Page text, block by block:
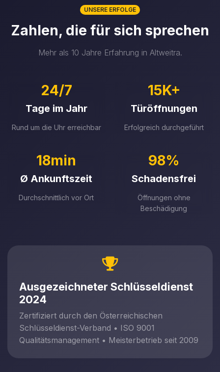
UNSERE ERFOLGE
Zahlen, die für sich sprechen
Mehr als 10 Jahre Erfahrung in Altweitra.
24/7
Tage im Jahr
Rund um die Uhr erreichbar
15K+
Türöffnungen
Erfolgreich durchgeführt
18min
Ø Ankunftszeit
Durchschnittlich vor Ort
98%
Schadensfrei
Öffnungen ohne
Beschädigung
Ausgezeichneter Schlüsseldienst
2024
Zertifiziert durch den Österreichischen
Schlüsseldienst-Verband • ISO 9001
Qualitätsmanagement • Meisterbetrieb seit 2009